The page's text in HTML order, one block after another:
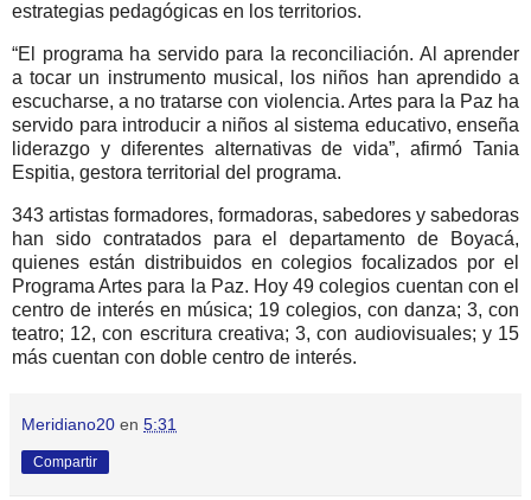
estrategias pedagógicas en los territorios.
“El programa ha servido para la reconciliación. Al aprender
a tocar un instrumento musical, los niños han aprendido a
escucharse, a no tratarse con violencia. Artes para la Paz ha
servido para introducir a niños al sistema educativo, enseña
liderazgo y diferentes alternativas de vida”, afirmó Tania
Espitia, gestora territorial del programa.
343 artistas formadores, formadoras, sabedores y sabedoras
han sido contratados para el departamento de Boyacá,
quienes están distribuidos en colegios focalizados por el
Programa Artes para la Paz. Hoy 49 colegios cuentan con el
centro de interés en música; 19 colegios, con danza; 3, con
teatro; 12, con escritura creativa; 3, con audiovisuales; y 15
más cuentan con doble centro de interés.
Meridiano20 en 5:31
Compartir